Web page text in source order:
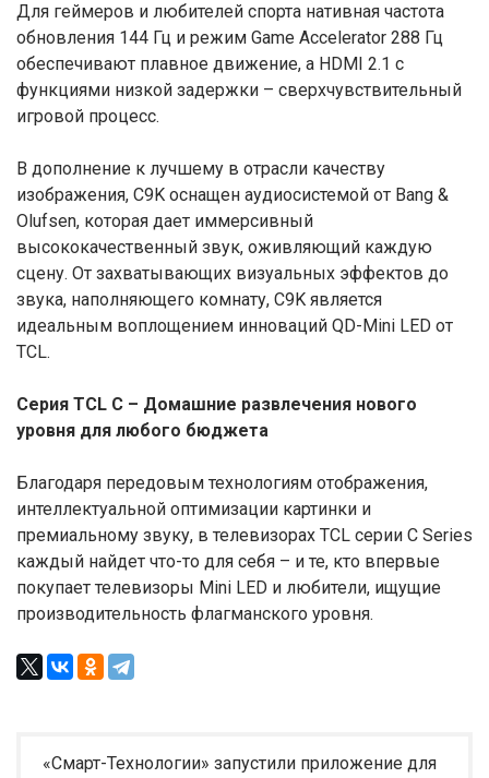
Для геймеров и любителей спорта нативная частота
обновления 144 Гц и режим Game Accelerator 288 Гц
обеспечивают плавное движение, а HDMI 2.1 с
функциями низкой задержки – сверхчувствительный
игровой процесс.
В дополнение к лучшему в отрасли качеству
изображения, C9K оснащен аудиосистемой от Bang &
Olufsen, которая дает иммерсивный
высококачественный звук, оживляющий каждую
сцену. От захватывающих визуальных эффектов до
звука, наполняющего комнату, C9K является
идеальным воплощением инноваций QD-Mini LED от
TCL.
Серия TCL C – Домашние развлечения нового
уровня для любого бюджета
Благодаря передовым технологиям отображения,
интеллектуальной оптимизации картинки и
премиальному звуку, в телевизорах TCL серии C Series
каждый найдет что-то для себя – и те, кто впервые
покупает телевизоры Mini LED и любители, ищущие
производительность флагманского уровня.
«Смарт-Технологии» запустили приложение для